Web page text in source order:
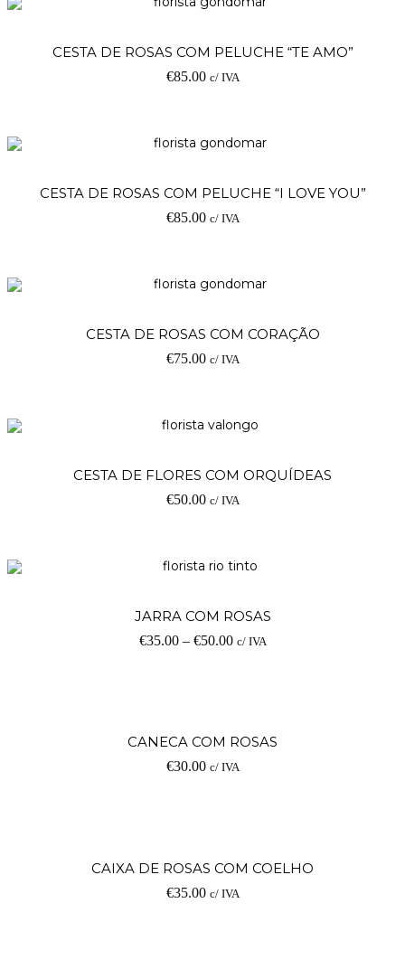
CESTA DE ROSAS COM PELUCHE “TE AMO”
€85.00 c/ IVA
CESTA DE ROSAS COM PELUCHE “I LOVE YOU”
€85.00 c/ IVA
CESTA DE ROSAS COM CORAÇÃO
€75.00 c/ IVA
CESTA DE FLORES COM ORQUÍDEAS
€50.00 c/ IVA
JARRA COM ROSAS
€35.00– €50.00 c/ IVA
CANECA COM ROSAS
€30.00 c/ IVA
CAIXA DE ROSAS COM COELHO
€35.00 c/ IVA